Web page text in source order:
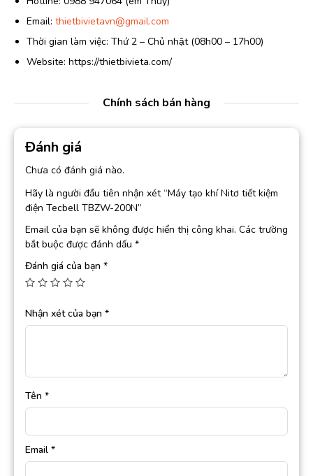
Email: thietbivietavn@gmail.com
Thời gian làm việc: Thứ 2 – Chủ nhật (08h00 – 17h00)
Website: https://thietbivieta.com/
Chính sách bán hàng
Đánh giá
Chưa có đánh giá nào.
Hãy là người đầu tiên nhận xét “Máy tạo khí Nitơ tiết kiệm
điện Tecbell TBZW-200N”
Email của bạn sẽ không được hiển thị công khai. Các trường
bắt buộc được đánh dấu *
Đánh giá của bạn *
Nhận xét của bạn *
Tên *
Email *